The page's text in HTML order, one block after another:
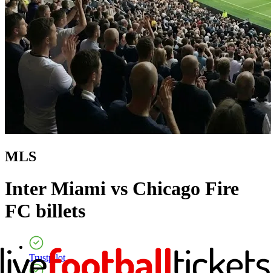
MLS
Inter Miami vs Chicago Fire
FC billets
Trustpilot